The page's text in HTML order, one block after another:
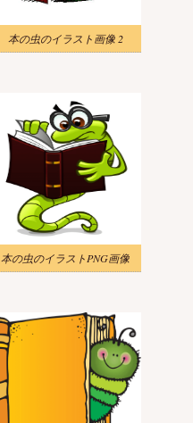
本の虫のイラスト画像 2
本の虫のイラストPNG画像